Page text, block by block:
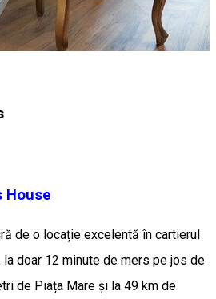
House
de o locație excelentă în cartierul
la doar 12 minute de mers pe jos de
de Piața Mare și la 49 km de